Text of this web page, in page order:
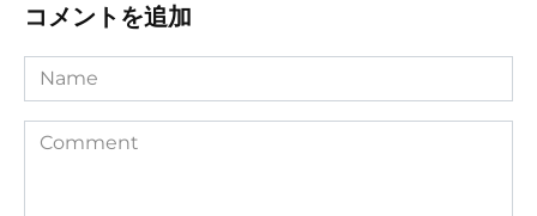
コメントを追加
Name
Comment